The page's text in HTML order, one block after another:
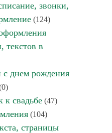
звонки,
(124)
текстов в
с днем рождения
к свадьбе(47)
(104)
страницы